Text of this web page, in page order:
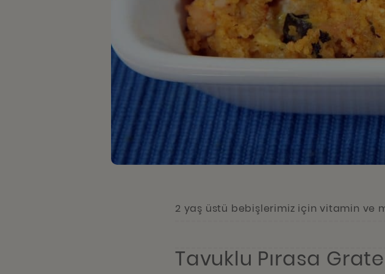
2 yaş üstü bebişlerimiz için vitamin ve
Tavuklu Pırasa